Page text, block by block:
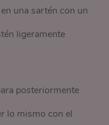
una sartén con un
ligeramente
posteriormente
lo mismo con el